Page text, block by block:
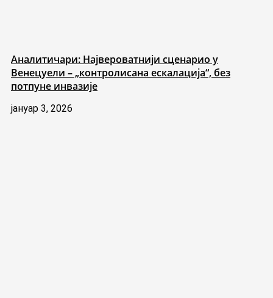
Аналитичари: Највероватнији сценарио у
Венецуели – „контролисана ескалација“, без
потпуне инвазије
јануар 3, 2026